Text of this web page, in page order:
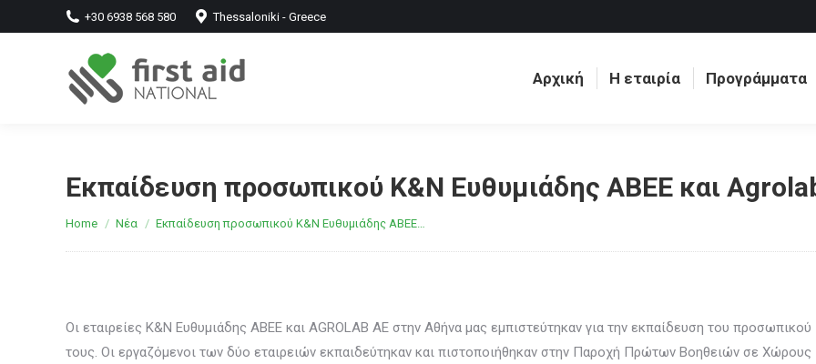
+30 6938 568 580 Thessaloniki - Greece
Αρχική Η εταιρία Προγράμματα
Εκπαίδευση προσωπικού Κ&Ν Ευθυμιάδης ABEE και
You are here:
Home Νέα Εκπαίδευση προσωπικού Κ&Ν Ευθυμιάδης ABEE…
Οι εταιρείες Κ&Ν Ευθυμιάδης ΑΒΕΕ και AGROLAB ΑΕ στην Αθήνα μας εμπιστεύτηκαν για την εκπαίδευση του προσωπικού
τους. Οι εργαζόμενοι των δύο εταιρειών εκπαιδεύτηκαν και πιστοποιήθηκαν στην Παροχή Πρώτων Βοηθειών σε Χώρους
Αρχική Η εταιρία Προγράμματα